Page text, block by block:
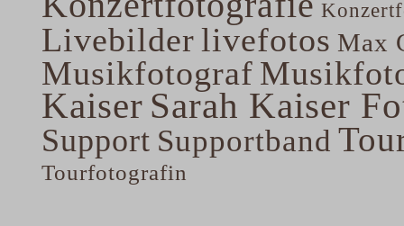
Livebilderlivefotos Max
Musikfotograf
Kaiser Sarah Kaiser
Support Supportband
Tourfotografin